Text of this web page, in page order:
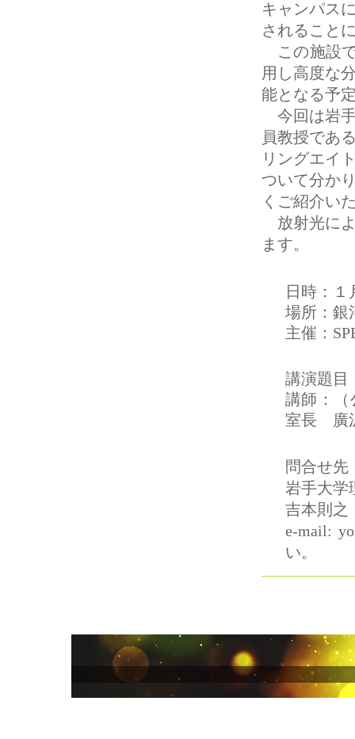
キャンパス
されること
この施設
用し高度な
能となる予
今回は岩手
員教授であ
リングエイ
ついて分か
くご紹介い
放射光に
ます。
日時：
場所：銀
主催：
講演題目
講師：
室長 廣
問合せ先
岩手大学
吉本則之
e-mail:
い。